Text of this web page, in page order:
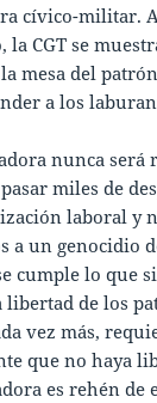
cívico-militar.
la CGT se
mesa del
a los
nunca será
miles de
laboral y
a un genocidio
cumple lo que
libertad de los
vez más,
que no haya
es rehén de